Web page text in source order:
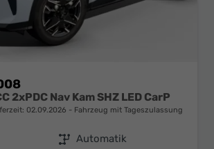
2xPDC Nav Kam SHZ LED CarP
02.09.2026 Fahrzeug mit Tageszulassung
Getriebe Automatik